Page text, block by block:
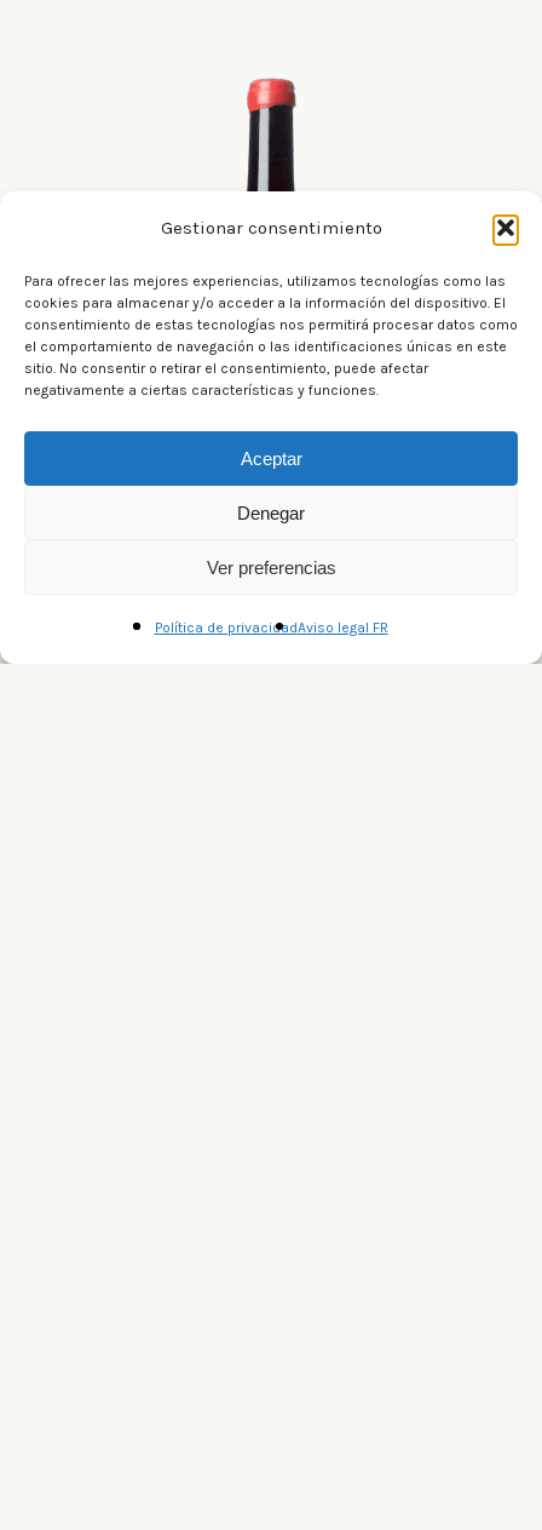
Gestionar consentimiento
Para ofrecer las mejores experiencias, utilizamos tecnologías como las
cookies para almacenar y/o acceder a la información del dispositivo. El
consentimiento de estas tecnologías nos permitirá procesar datos como
el comportamiento de navegación o las identificaciones únicas en este
sitio. No consentir o retirar el consentimiento, puede afectar
negativamente a ciertas características y funciones.
Aceptar
Denegar
Ver preferencias
Política de privacidadAviso legal FR